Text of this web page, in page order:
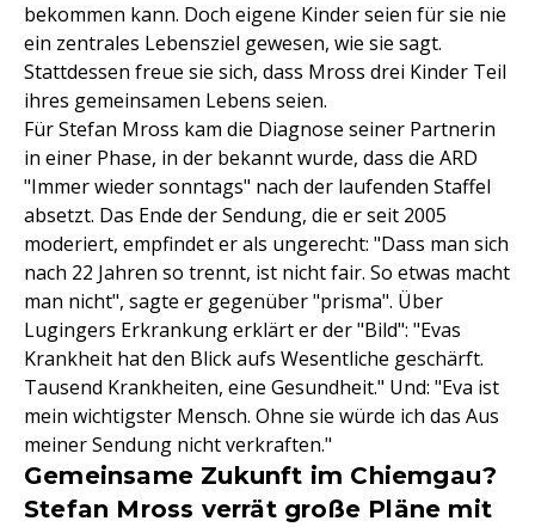
bekommen kann. Doch eigene Kinder seien für sie nie
ein zentrales Lebensziel gewesen, wie sie sagt.
Stattdessen freue sie sich, dass Mross drei Kinder Teil
ihres gemeinsamen Lebens seien.
Für Stefan Mross kam die Diagnose seiner Partnerin
in einer Phase, in der bekannt wurde, dass die ARD
"Immer wieder sonntags" nach der laufenden Staffel
absetzt. Das Ende der Sendung, die er seit 2005
moderiert, empfindet er als ungerecht: "Dass man sich
nach 22 Jahren so trennt, ist nicht fair. So etwas macht
man nicht", sagte er gegenüber "prisma". Über
Lugingers Erkrankung erklärt er der "Bild": "Evas
Krankheit hat den Blick aufs Wesentliche geschärft.
Tausend Krankheiten, eine Gesundheit." Und: "Eva ist
mein wichtigster Mensch. Ohne sie würde ich das Aus
meiner Sendung nicht verkraften."
Gemeinsame Zukunft im Chiemgau?
Stefan Mross verrät große Pläne mit